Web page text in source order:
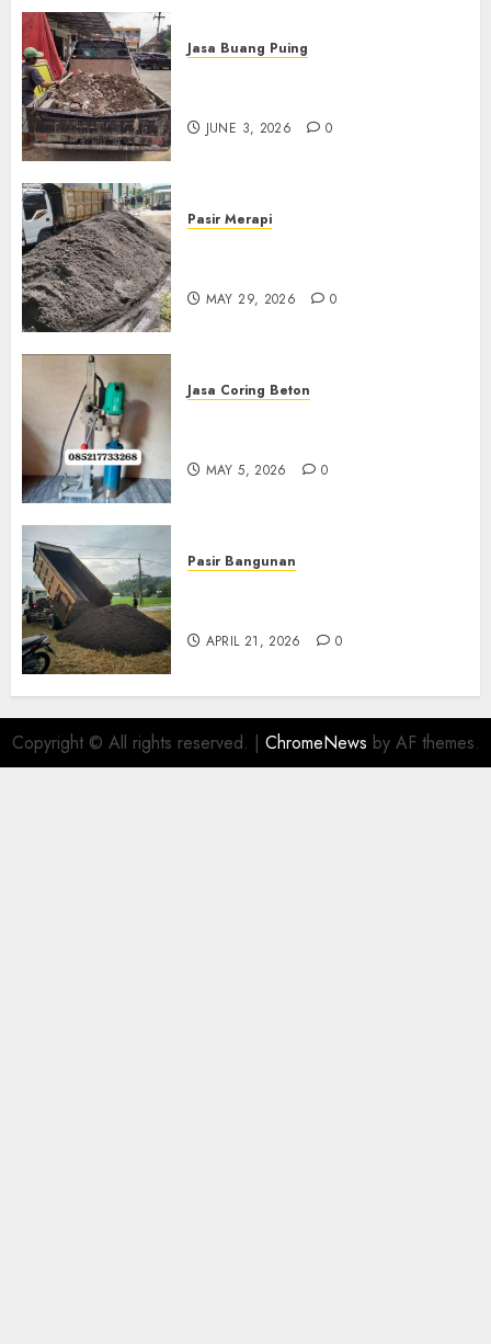
Jasa Buang Puing
JUNE 3, 2026 0
Pasir Merapi
MAY 29, 2026 0
Jasa Coring Beton
MAY 5, 2026 0
Pasir Bangunan
APRIL 21, 2026 0
Copyright © All rights reserved. | ChromeNews by AF themes.